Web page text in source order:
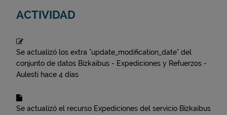
ACTIVIDAD
Se actualizó los extra "update_modification_date" del
conjunto de datos Bizkaibus - Expediciones y Refuerzos -
Aulesti hace 4 días
Se actualizó el recurso Expediciones del servicio Bizkaibus